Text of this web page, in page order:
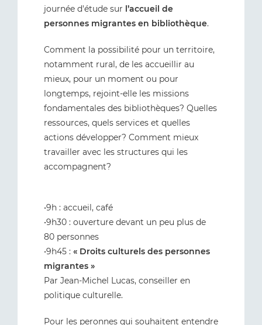
journée d'étude sur l’accueil de
personnes migrantes en bibliothèque.
Comment la possibilité pour un territoire,
notamment rural, de les accueillir au
mieux, pour un moment ou pour
longtemps, rejoint-elle les missions
fondamentales des bibliothèques? Quelles
ressources, quels services et quelles
actions développer? Comment mieux
travailler avec les structures qui les
accompagnent?
•9h : accueil, café
•9h30 : ouverture devant un peu plus de
80 personnes
•9h45 : « Droits culturels des personnes
migrantes »
Par Jean-Michel Lucas, conseiller en
politique culturelle.
Pour les peronnes qui souhaitent entendre